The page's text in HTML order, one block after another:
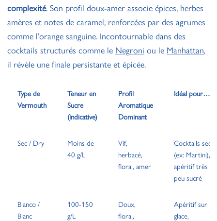
complexité. Son profil doux-amer associe épices, herbes
amères et notes de caramel, renforcées par des agrumes
comme l’orange sanguine. Incontournable dans des
cocktails structurés comme le Negroni ou le Manhattan,
il révèle une finale persistante et épicée.
Type de
Vermouth
Teneur en
Sucre
(indicative)
Profil
Aromatique
Dominant
Idéal pour…
Sec / Dry
Moins de
40 g/L
Vif,
herbacé,
floral, amer
Cocktails secs
(ex: Martini),
apéritif très
peu sucré
Bianco /
Blanc
100-150
g/L
Doux,
floral,
Apéritif sur
glace,